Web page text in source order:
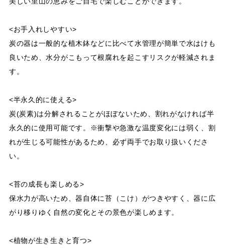
<お手入れしやすい>
炭の器は一般的な植木鉢などに比べて水管理が簡単で水はけも
良いため、水分がこもって根腐れを起こすリスクが軽減されま
す。
<半永久的に使える>
炭(炭素)は分解されることがほぼないため、割れがなければ半
永久的に使用可能です。※衝撃や急激な温度変化には弱く、割
れが生じる可能性があるため、必ず両手でお取り扱いくださ
い。
<苔の成長も楽しめる>
保水力が高いため、器自体に苔（こけ）がつきやすく、器に広
がり移りゆく自然の変化とその景色が楽しめます。
<植物が生き生きと育つ>